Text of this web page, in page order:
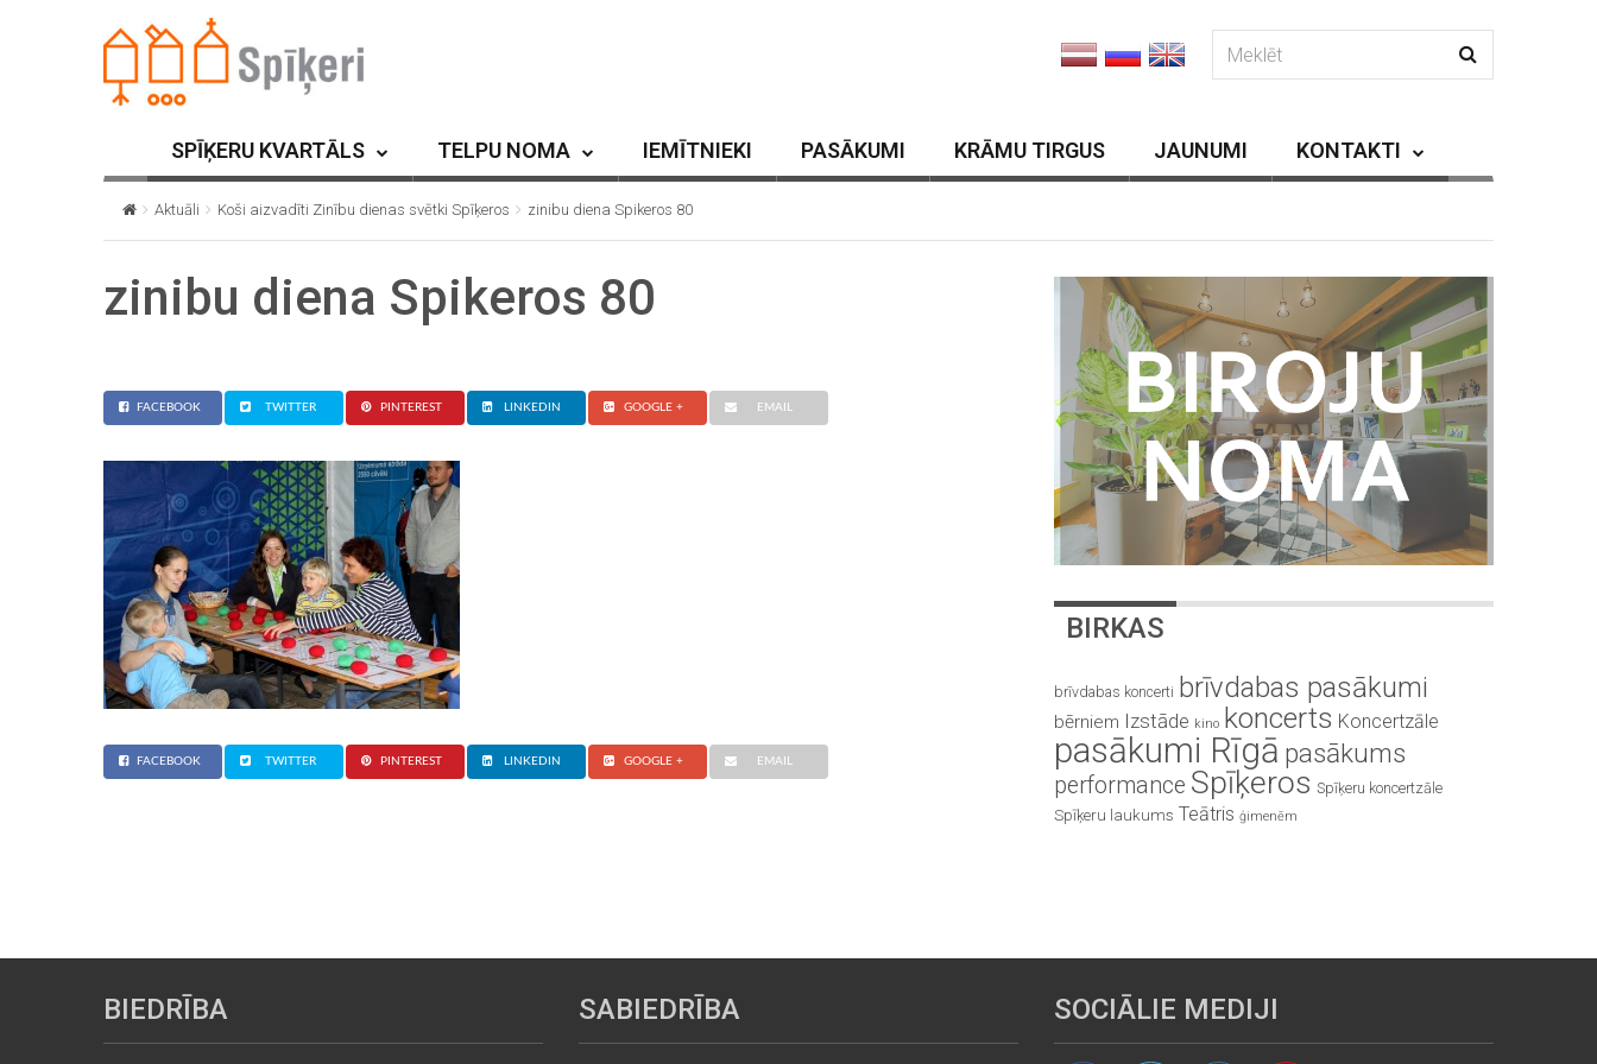
SPĪĶERU KVARTĀLS TELPU NOMA IEMĪTNIEKI PASĀKUMI KRĀMU TIRGUS JAUNUMI KONTAKTI
Aktuāli Koši aizvadīti Zinību dienas svētki Spīķeros zinibu diena Spikeros 80
zinibu diena Spikeros 80
FACEBOOK TWITTER PINTEREST LINKEDIN GOOGLE + EMAIL
FACEBOOK TWITTER PINTEREST LINKEDIN GOOGLE + EMAIL
BIRKAS
brīvdabas koncerti brīvdabas pasākumi
bērniem Izstāde kino koncerts Koncertzāle
pasākumi Rīgā pasākums
performance Spīķeros Spīķeru koncertzāle
Spīķeru laukums Teātris ģimenēm
BIEDRĪBA SABIEDRĪBA SOCIĀLIE MEDIJI